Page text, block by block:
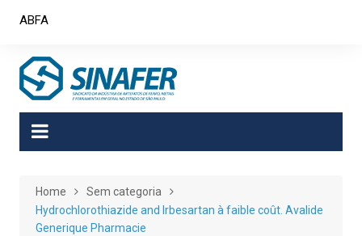
ABFA
Home
Sem categoria
Hydrochlorothiazide and Irbesartan à faible coût. Avalide
Generique Pharmacie